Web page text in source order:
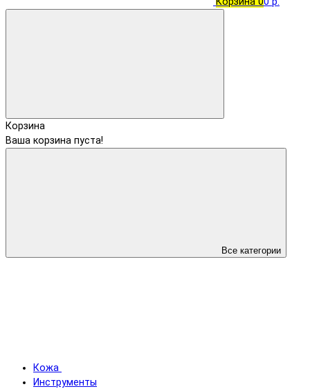
Корзина
Ваша корзина пуста!
Все категории
Кожа
Инструменты